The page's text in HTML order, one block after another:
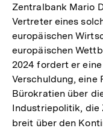
Zentralbank Mario
Vertreter eines
europäischen
europäischen
2024 fordert er
Verschuldung, eine
Bürokratien über
Industriepolitik, die
breit über den